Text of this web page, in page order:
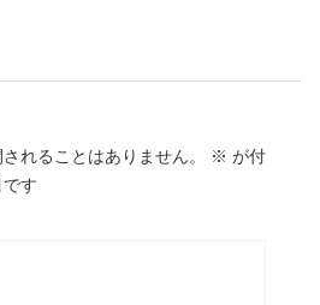
れることはありません。 ※ が付
す